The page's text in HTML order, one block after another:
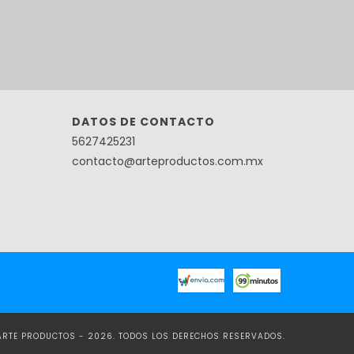
DATOS DE CONTACTO
5627425231
contacto@arteproductos.com.mx
PRODUCTOS - 2026. TODOS LOS DERECHOS RESERVADOS.